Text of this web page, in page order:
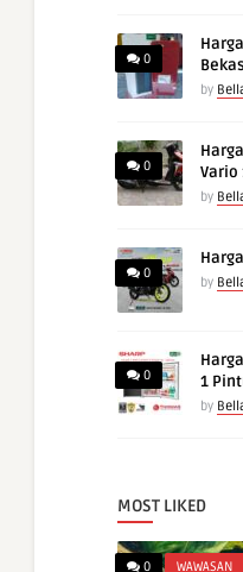
0
Bekas
by
0
Vario
by
0
by
0
1
by
MOST LIKED
0 WAWASAN